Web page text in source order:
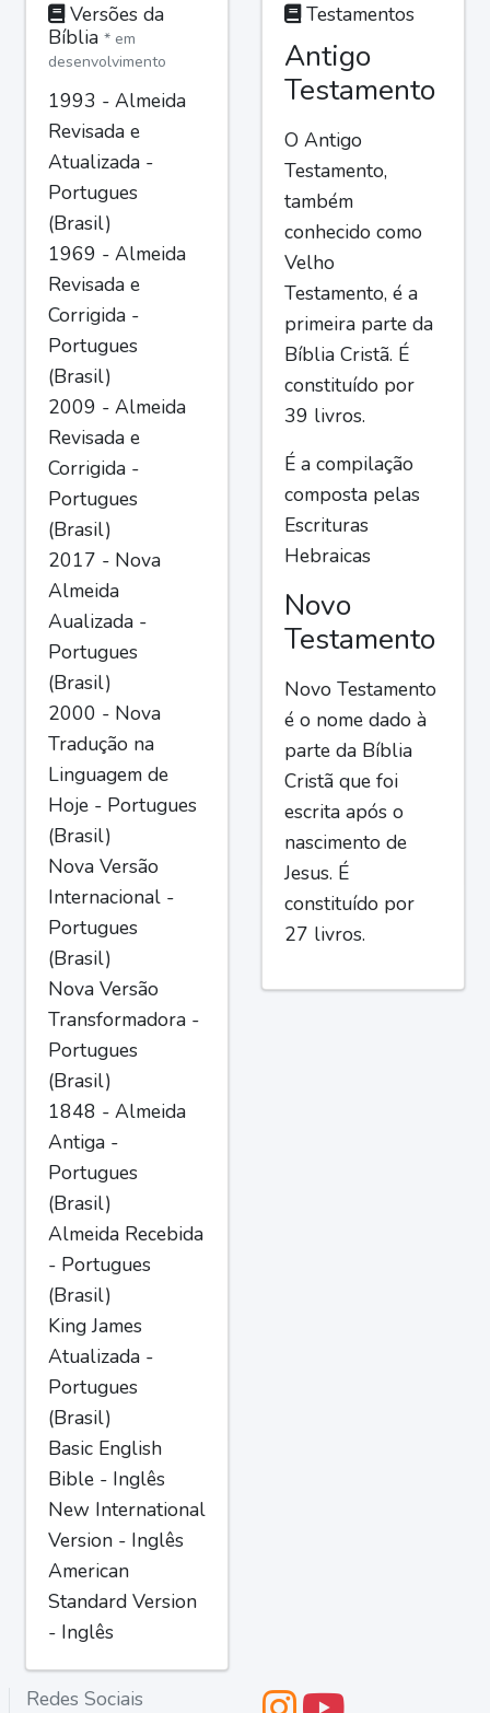
Versões da
Bíblia * em
desenvolvimento
1993 - Almeida
Revisada e
Atualizada -
Portugues
(Brasil)
1969 - Almeida
Revisada e
Corrigida -
Portugues
(Brasil)
2009 - Almeida
Revisada e
Corrigida -
Portugues
(Brasil)
2017 - Nova
Almeida
Aualizada -
Portugues
(Brasil)
2000 - Nova
Tradução na
Linguagem de
Hoje - Portugues
(Brasil)
Nova Versão
Internacional -
Portugues
(Brasil)
Nova Versão
Transformadora -
Portugues
(Brasil)
1848 - Almeida
Antiga -
Portugues
(Brasil)
Almeida Recebida
- Portugues
(Brasil)
King James
Atualizada -
Portugues
(Brasil)
Basic English
Bible - Inglês
New International
Version - Inglês
American
Standard Version
- Inglês
Testamentos
Antigo
Testamento
O Antigo
Testamento,
também
conhecido como
Velho
Testamento, é a
primeira parte da
Bíblia Cristã. É
constituído por
39 livros.
É a compilação
composta pelas
Escrituras
Hebraicas
Novo
Testamento
Novo Testamento
é o nome dado à
parte da Bíblia
Cristã que foi
escrita após o
nascimento de
Jesus. É
constituído por
27 livros.
Redes Sociais